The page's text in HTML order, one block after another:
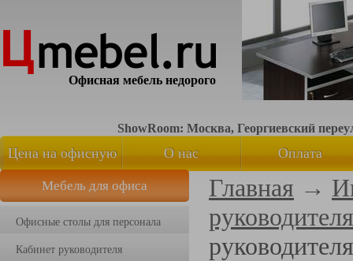
Офисная мебель недорого
ShowRoom: Москва, Георгиевский
Цена на офисную
мебель
О нас Оплата
Мебель для офиса
Офисные столы для персонала
Кабинет руководителя
Главная →